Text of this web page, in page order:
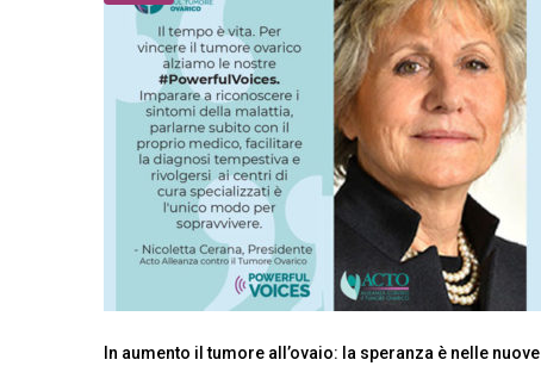
In aumento il tumore all’ovaio: la speranza è nelle nuove